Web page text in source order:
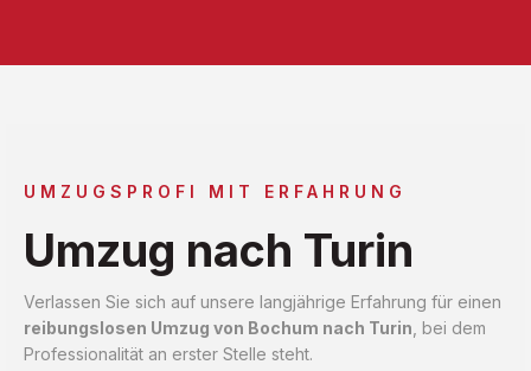
UMZUGSPROFI MIT ERFAHRUNG
Umzug nach Turin
Verlassen Sie sich auf unsere langjährige Erfahrung für einen
reibungslosen Umzug von Bochum nach Turin , bei dem
Professionalität an erster Stelle steht.